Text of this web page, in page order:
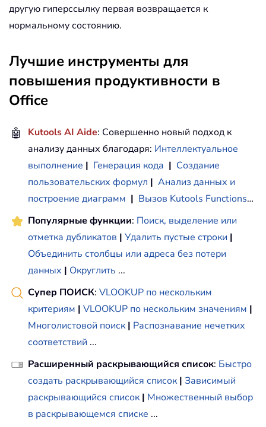
другую гиперссылку первая возвращается к
нормальному состоянию.
Лучшие инструменты для
повышения продуктивности в
Office
🤖 Kutools AI Aide: Совершенно новый подход к
анализу данных благодаря: Интеллектуальное
выполнение | Генерация кода | Создание
пользовательских формул | Анализ данных и
построение диаграмм | Вызов Kutools Functions…
Популярные функции: Поиск, выделение или
отметка дубликатов | Удалить пустые строки |
Объединить столбцы или адреса без потери
данных | Округлить ...
Супер ПОИСК: VLOOKUP по нескольким
критериям | VLOOKUP по нескольким значениям |
Многолистовой поиск | Распознавание нечетких
соответствий ...
Расширенный раскрывающийся список: Быстро
создать раскрывающийся список | Зависимый
раскрывающийся список | Множественный выбор
в раскрывающемся списке ...